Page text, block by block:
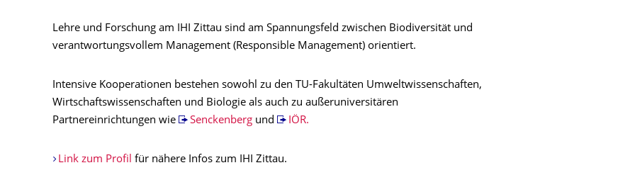
Lehre und Forschung am IHI Zittau sind am Spannungsfeld zwischen Biodiversität und
verantwortungsvollem Management (Responsible Management) orientiert.
Intensive Kooperationen bestehen sowohl zu den TU-Fakultäten Umweltwissenschaften,
Wirtschaftswissenschaften und Biologie als auch zu außeruniversitären
Partnereinrichtungen wie
Senckenbergund IÖR.
Link zum Profil für nähere Infos zum IHI Zittau.